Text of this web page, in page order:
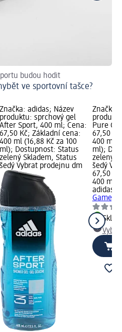
budou hodit
ve sportovní tašce?
Značka: adidas; Název
produktu: sprchový gel
After Sport, 400 ml; Cena:
67,50 Kč; Základní cena:
400 ml (16,88 Kč za 100
ml); Dostupnost: Status
zelený Skladem, Status
šedý Vybrat prodejnu dm
Značka:
Pure
67,50
400 ml
ml);
zelený
šedý
67,50 Kč
400 ml
adidas
Game,